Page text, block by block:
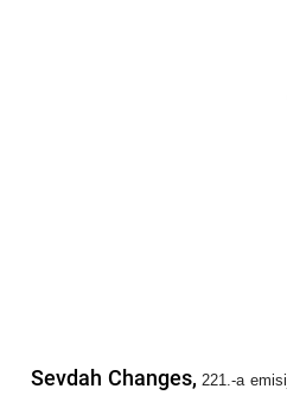
Sevdah Changes, 221.-a